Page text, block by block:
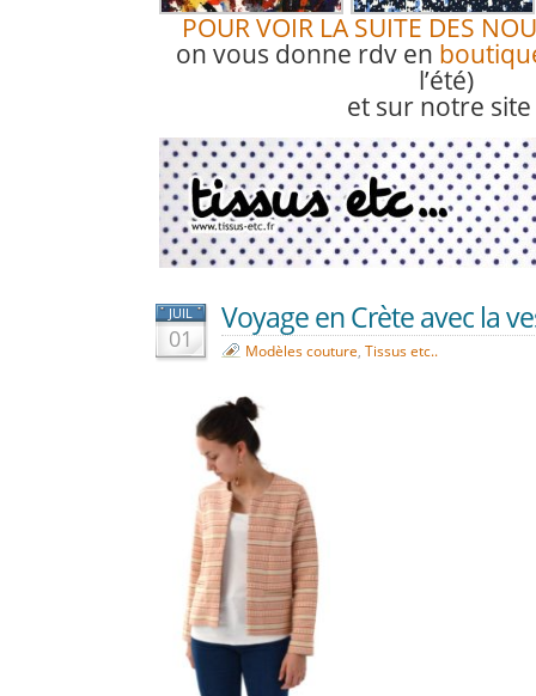
POUR VOIR LA SUITE DES
on vous donne rdv en
l’été)
et sur notre site
JUIL
01
Voyage en Crète avec la
Modèles couture, Tissus etc..